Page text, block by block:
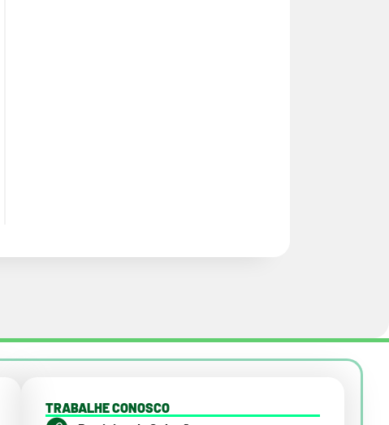
TRABALHE CONOSCO